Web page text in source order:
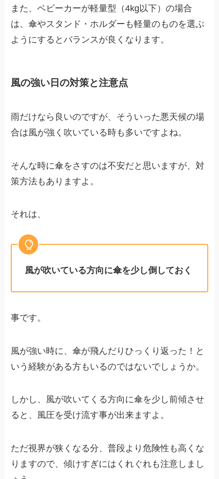
また、ベビーカーが軽量型（4kg以下）の場合
は、傘やスタンド・ホルダーも軽量のものを選ぶ
ようにするとバランスが良くなります。
風の強い日の対策と注意点
雨だけなら良いのですが、そういった悪天候の場
合は風が強く吹いている時も多いですよね。
そんな時に傘をさすのは不安だと思いますが、対
策方法もありますよ。
それは、
風が吹いている方向に傘を少し倒しておく
事です。
風が強い時に、傘が飛んだりひっくり返った！と
いう経験がある方もいるのではないでしょうか。
しかし、風が吹いてくる方向に傘を少し前傾させ
ると、風圧を受け流す事が出来ますよ。
ただ視界が狭くなる分、普段より危険性も高くな
りますので、傾けすぎにはくれぐれも注意しまし